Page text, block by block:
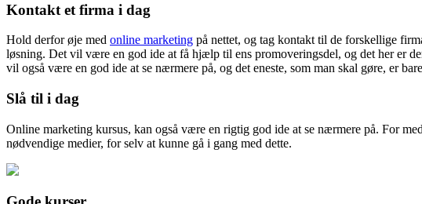
Kontakt et firma i dag
Hold derfor øje med online marketing på nettet, og tag kontakt til de forskellige
løsning. Det vil være en god ide at få hjælp til ens promoveringsdel, og det her er
vil også være en god ide at se nærmere på, og det eneste, som man skal gøre, er
Slå til i dag
Online marketing kursus, kan også være en rigtig god ide at se nærmere på. For
nødvendige medier, for selv at kunne gå i gang med dette.